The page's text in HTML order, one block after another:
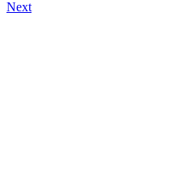
Next